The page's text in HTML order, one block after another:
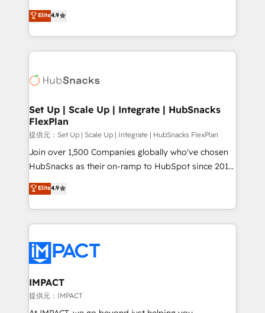
and CRM migration from any platform •
Client/member portals built on HubSpot • Custom
WooCommerce, BuilderTrend, and more Experience
the difference — reach out to see how AI + HubSpot
From HubSpot onboarding, to training, from
developing a new website to lead generation and
digital marketing; we do it all (and with great
results)! In short, our services include: - HubSpot
HubSpot development: websites, custom modules,
marketing, advertising, campaigns, content and
design We connect people, data and technology to
improve customer experiences. With our bright
people, exciting ideas and can-do mentality, we
ensure revenue growth on a daily basis. So tell us
team of 100+ experts is ready for you! Driving digital
growth | www.brightdigital.com
Elite4.9
Set Up | Scale Up | Integrate | HubSnacks
FlexPlan
提供元：Set Up | Scale Up | Integrate | HubSnacks FlexPlan
Join over 1,500 Companies globally who've chosen
HubSnacks as their on-ramp to HubSpot since 2014
Simple pay-as-you-go plans that accelerate value...
1️⃣ Set Up | Onboarding New or Check-fixing existing
HubSpot portals 2️⃣ Scale Up | 100% HubSpot Task
Execution... Global 24/7 ... All Experts 3️⃣ Integrate |
Slash months from your API Integration project... ⬅️
Click "Contact Business" ⬅️ to access 150+ Kickstart
Integration templates that put HubSpot in the center
of your tech stack, syncing... 🛍️ Shopify or
WooCommerce 💲 Stripe or Paypal 💰 Sage or
Elite4.9
IMPACT
提供元：IMPACT